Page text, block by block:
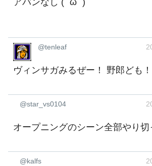
アバンなし (´ ω `)
@tenleaf
ヴィンサガみるぜー！ 野郎ども！
@star_vs0104
オープニングのシーン全部やり
@kalfs